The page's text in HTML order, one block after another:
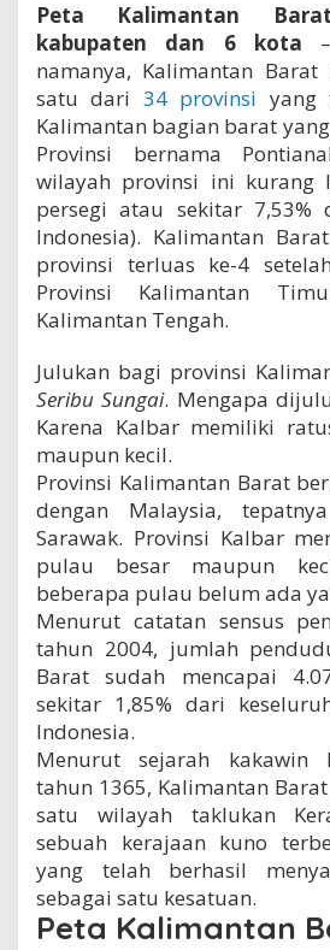
t
e
n
n
6
k
o
a
Peta Kalimantan
kabupaten dan 6 kota
namanya, Kalimantan Barat
satu dari 34 provinsi yang
Kalimantan bagian barat
Provinsi bernama
wilayah provinsi ini kurang
persegi atau sekitar 7,53%
Indonesia). Kalimantan
provinsi terluas ke-4
Provinsi Kalimantan
Kalimantan Tengah.
Julukan bagi provinsi
Seribu Sungai. Mengapa
Karena Kalbar memiliki
maupun kecil.
Provinsi Kalimantan Barat
dengan Malaysia,
Sarawak. Provinsi Kalbar
pulau besar maupun
beberapa pulau belum ada
Menurut catatan sensus
tahun 2004, jumlah
Barat sudah mencapai
sekitar 1,85% dari
Indonesia.
Menurut sejarah kakawin
tahun 1365, Kalimantan
satu wilayah taklukan
sebuah kerajaan kuno
yang telah berhasil
sebagai satu kesatuan.
Peta Kalimantan